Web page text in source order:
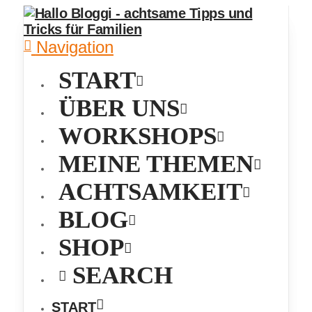
Navigation
START
ÜBER UNS
WORKSHOPS
MEINE THEMEN
ACHTSAMKEIT
BLOG
SHOP
SEARCH
START